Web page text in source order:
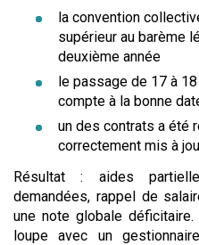
la convention
supérieur au barème
deuxième année
le passage de 17 à
compte à la bonne
un des contrats a été
correctement mis à
Résultat : aides
demandées, rappel de
une note globale
loupe avec un